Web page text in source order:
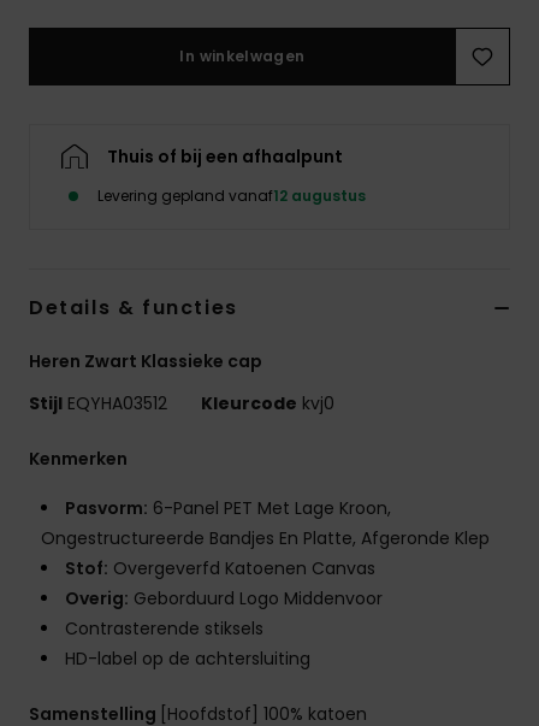
In winkelwagen
Thuis of bij een afhaalpunt
Levering gepland vanaf12 augustus
Details & functies
Heren Zwart Klassieke cap
Stijl EQYHA03512 Kleurcode kvj0
Kenmerken
Pasvorm: 6-Panel PET Met Lage Kroon,
Ongestructureerde Bandjes En Platte, Afgeronde Klep
Stof: Overgeverfd Katoenen Canvas
Overig: Geborduurd Logo Middenvoor
Contrasterende stiksels
HD-label op de achtersluiting
Samenstelling [Hoofdstof] 100% katoen